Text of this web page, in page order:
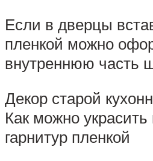
Если в дверцы
пленкой можно
внутреннюю часть
Декор старой
Как можно украсить
гарнитур пленкой